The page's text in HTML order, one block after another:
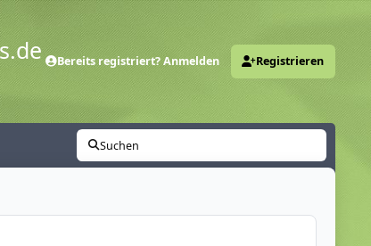
Bereits registriert? Anmelden Registrieren
Suchen